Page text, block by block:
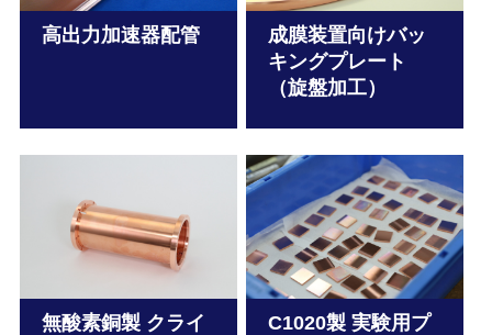
高出力加速器配管
成膜装置向けバッ
キングプレート
（旋盤加工）
無酸素銅製 クライ
C1020製 実験用プ